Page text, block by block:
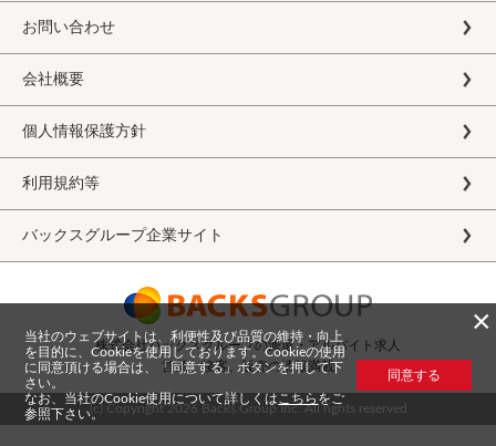
お問い合わせ
会社概要
個人情報保護方針
利用規約等
バックスグループ企業サイト
株式会社バックスグループの派遣・アルバイト求人
営業、接客、販売の情報満載
(c) Copyright2026 Backs Group Inc. All rights reserved
×
当社のウェブサイトは、利便性及び品質の維持・向上
を目的に、Cookieを使用しております。Cookieの使用
に同意頂ける場合は、「同意する」ボタンを押して下
さい。
なお、当社のCookie使用について詳しくは こちら をご
参照下さい。
同意する